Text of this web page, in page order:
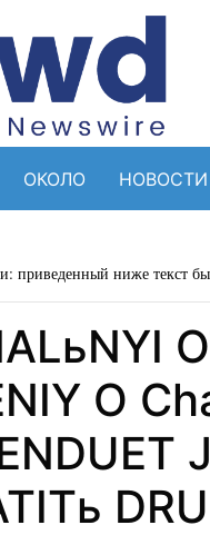
ОКОЛО НОВОСТИ
приведенный ниже текст
O